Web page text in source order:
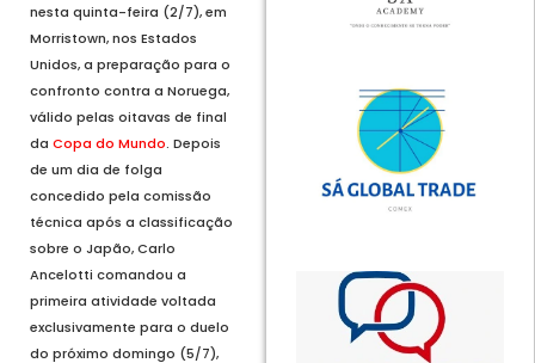
nesta quinta-feira (2/7), em
Morristown, nos Estados
Unidos, a preparação para o
confronto contra a Noruega,
válido pelas oitavas de final
da Copa do Mundo. Depois
de um dia de folga
concedido pela comissão
técnica após a classificação
sobre o Japão, Carlo
Ancelotti comandou a
primeira atividade voltada
exclusivamente para o duelo
do próximo domingo (5/7),